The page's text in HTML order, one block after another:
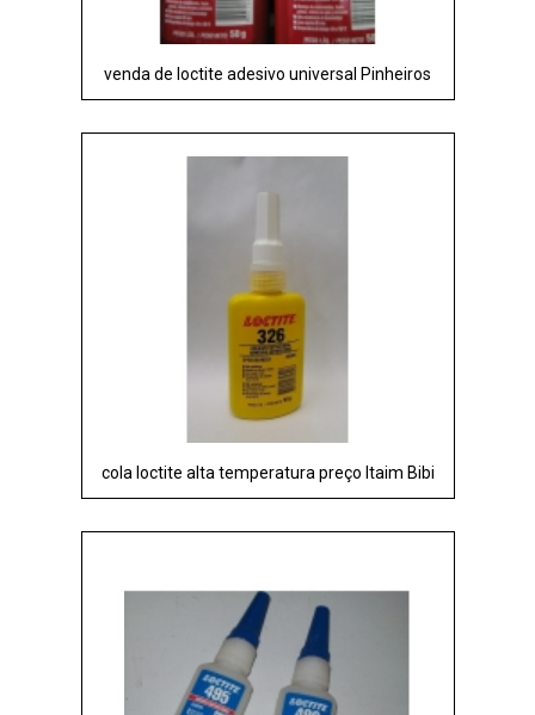
venda de loctite adesivo universal Pinheiros
cola loctite alta temperatura preço Itaim Bibi